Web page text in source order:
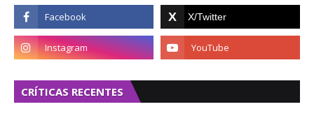
CRÍTICAS RECENTES